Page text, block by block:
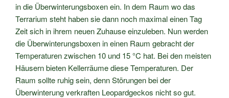
in die Überwinterungsboxen ein. In dem Raum wo das
Terrarium steht haben sie dann noch maximal einen Tag
Zeit sich in ihrem neuen Zuhause einzuleben. Nun werden
die Überwinterungsboxen in einen Raum gebracht der
Temperaturen zwischen 10 und 15 °C hat. Bei den meisten
Häusern bieten Kellerräume diese Temperaturen. Der
Raum sollte ruhig sein, denn Störungen bei der
Überwinterung verkraften Leopardgeckos nicht so gut.